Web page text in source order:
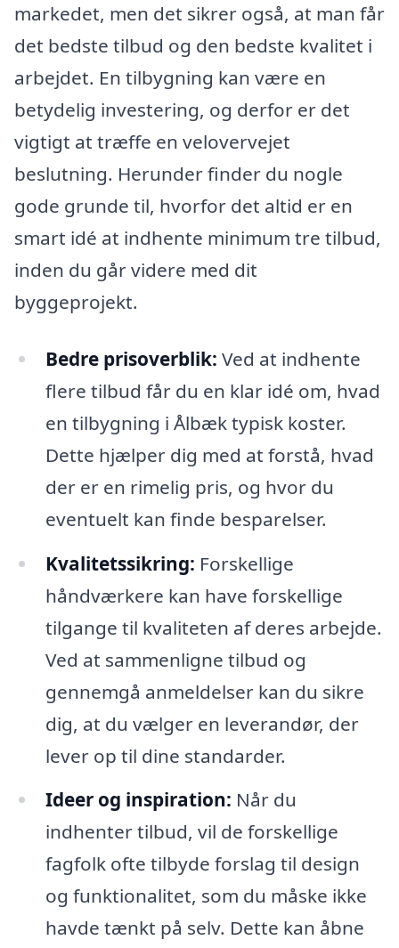
markedet, men det sikrer også, at man får
det bedste tilbud og den bedste kvalitet i
arbejdet. En tilbygning kan være en
betydelig investering, og derfor er det
vigtigt at træffe en velovervejet
beslutning. Herunder finder du nogle
gode grunde til, hvorfor det altid er en
smart idé at indhente minimum tre tilbud,
inden du går videre med dit
byggeprojekt.
Bedre prisoverblik: Ved at indhente
flere tilbud får du en klar idé om, hvad
en tilbygning i Ålbæk typisk koster.
Dette hjælper dig med at forstå, hvad
der er en rimelig pris, og hvor du
eventuelt kan finde besparelser.
Kvalitetssikring: Forskellige
håndværkere kan have forskellige
tilgange til kvaliteten af deres arbejde.
Ved at sammenligne tilbud og
gennemgå anmeldelser kan du sikre
dig, at du vælger en leverandør, der
lever op til dine standarder.
Ideer og inspiration: Når du
indhenter tilbud, vil de forskellige
fagfolk ofte tilbyde forslag til design
og funktionalitet, som du måske ikke
havde tænkt på selv. Dette kan åbne